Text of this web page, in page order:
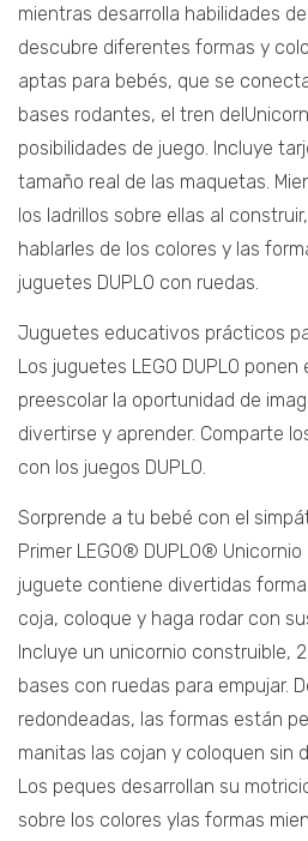
mientras desarrolla habilidades
descubre diferentes formas y
aptas para bebés, que se
bases rodantes, el tren
posibilidades de juego. Incluye
tamaño real de las maquetas.
los ladrillos sobre ellas al
hablarles de los colores y las
juguetes DUPLO con ruedas.
Juguetes educativos prácticos
Los juguetes LEGO DUPLO
preescolar la oportunidad de
divertirse y aprender. Comparte
con los juegos DUPLO.
Sorprende a tu bebé con el
Primer LEGO® DUPLO®
juguete contiene divertidas
coja, coloque y haga rodar con
Incluye un unicornio construible,
bases con ruedas para empujar.
redondeadas, las formas están
manitas las cojan y coloquen sin
Los peques desarrollan su
sobre los colores ylas formas